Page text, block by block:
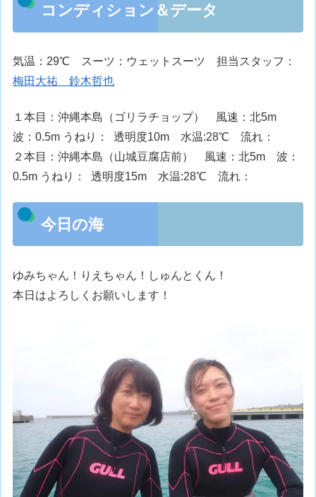
コンディション＆データ
気温：29℃ スーツ：ウェットスーツ 担当スタッフ：
梅田大祐 鈴木哲也
１本目：沖縄本島（ゴリラチョップ） 風速：北5m
波：0.5m うねり： 透明度10m 水温:28℃ 流れ：
２本目：沖縄本島（山城豆腐店前） 風速：北5m 波：
0.5m うねり： 透明度15m 水温:28℃ 流れ：
今日の海
ゆみちゃん！りえちゃん！しゅんとくん！
本日はよろしくお願いします！